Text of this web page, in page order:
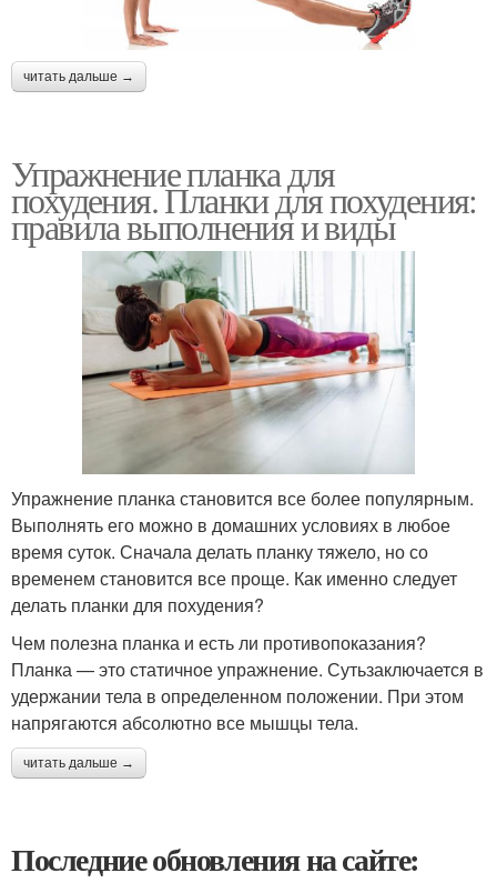
читать дальше →
Упражнение планка для
похудения. Планки для похудения:
правила выполнения и виды
Упражнение планка становится все более популярным.
Выполнять его можно в домашних условиях в любое
время суток. Сначала делать планку тяжело, но со
временем становится все проще. Как именно следует
делать планки для похудения?
Чем полезна планка и есть ли противопоказания?
Планка — это статичное упражнение. Сутьзаключается в
удержании тела в определенном положении. При этом
напрягаются абсолютно все мышцы тела.
читать дальше →
Последние обновления на сайте: